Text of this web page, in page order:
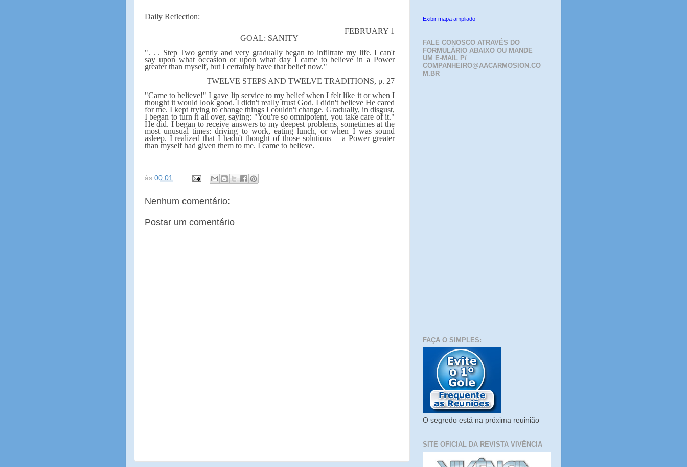
Daily Reflection:
FEBRUARY 1
GOAL: SANITY
". . . Step Two gently and very gradually began to infiltrate my life. I can't
say upon what occasion or upon what day I came to believe in a Power
greater than myself, but I certainly have that belief now."
TWELVE STEPS AND TWELVE TRADITIONS, p. 27
"Came to believe!" I gave lip service to my belief when I felt like it or when I
thought it would look good. I didn't really trust God. I didn't believe He cared
for me. I kept trying to change things I couldn't change. Gradually, in disgust,
I began to turn it all over, saying: "You're so omnipotent, you take care of it."
He did. I began to receive answers to my deepest problems, sometimes at the
most unusual times: driving to work, eating lunch, or when I was sound
asleep. I realized that I hadn't thought of those solutions —a Power greater
than myself had given them to me. I came to believe.
às 00:01
Nenhum comentário:
Postar um comentário
Exibir mapa ampliado
FALE CONOSCO ATRAVÉS DO
FORMULÁRIO ABAIXO OU MANDE
UM E-MAIL P/
COMPANHEIRO@AACARMOSION.CO
M.BR
FAÇA O SIMPLES:
O segredo está na próxima reuinião
SITE OFICIAL DA REVISTA VIVÊNCIA